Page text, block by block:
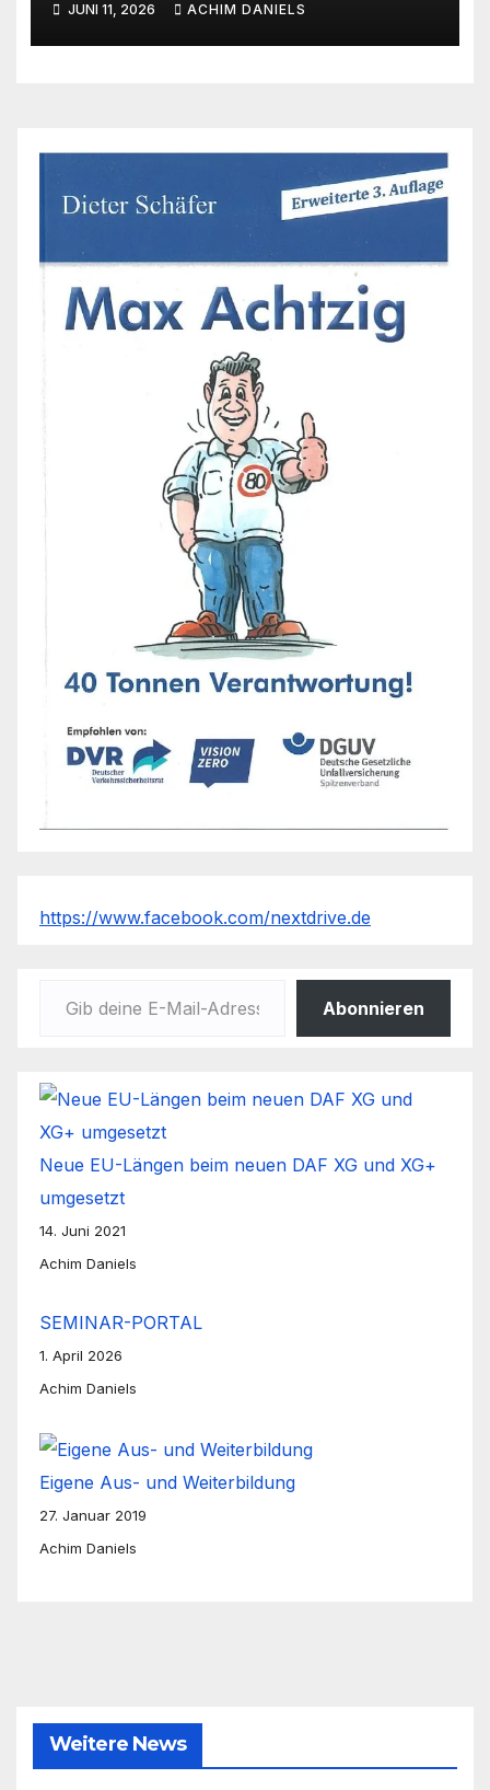
JUNI 11, 2026 ACHIM DANIELS
https://www.facebook.com/nextdrive.de
Abonnieren
Neue EU-Längen beim neuen DAF XG und XG+
umgesetzt
14. Juni 2021
Achim Daniels
SEMINAR-PORTAL
1. April 2026
Achim Daniels
Eigene Aus- und Weiterbildung
27. Januar 2019
Achim Daniels
Weitere News